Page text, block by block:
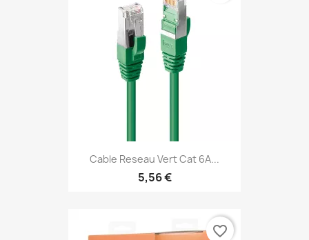
Cable Reseau Vert Cat 6A...
5,56 €
favorite_border